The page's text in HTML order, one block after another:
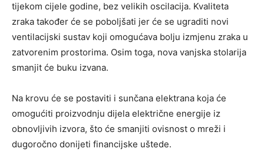
tijekom cijele godine, bez velikih oscilacija. Kvaliteta
zraka također će se poboljšati jer će se ugraditi novi
ventilacijski sustav koji omogućava bolju izmjenu zraka u
zatvorenim prostorima. Osim toga, nova vanjska stolarija
smanjit će buku izvana.
Na krovu će se postaviti i sunčana elektrana koja će
omogućiti proizvodnju dijela električne energije iz
obnovljivih izvora, što će smanjiti ovisnost o mreži i
dugoročno donijeti financijske uštede.